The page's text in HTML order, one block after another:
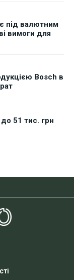
під валютним
вимоги для
Bosch в
51 тис. грн